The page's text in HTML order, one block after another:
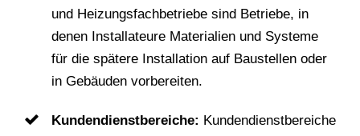
und Heizungsfachbetriebe sind Betriebe, in
denen Installateure Materialien und Systeme
für die spätere Installation auf Baustellen oder
in Gebäuden vorbereiten.
Kundendienstbereiche: Kundendienstbereiche